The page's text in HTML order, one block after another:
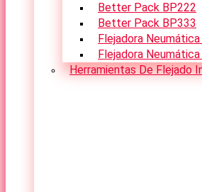
Better Pack BP222
Better Pack BP333
Flejadora
Flejadora
Herramientas De Flejado